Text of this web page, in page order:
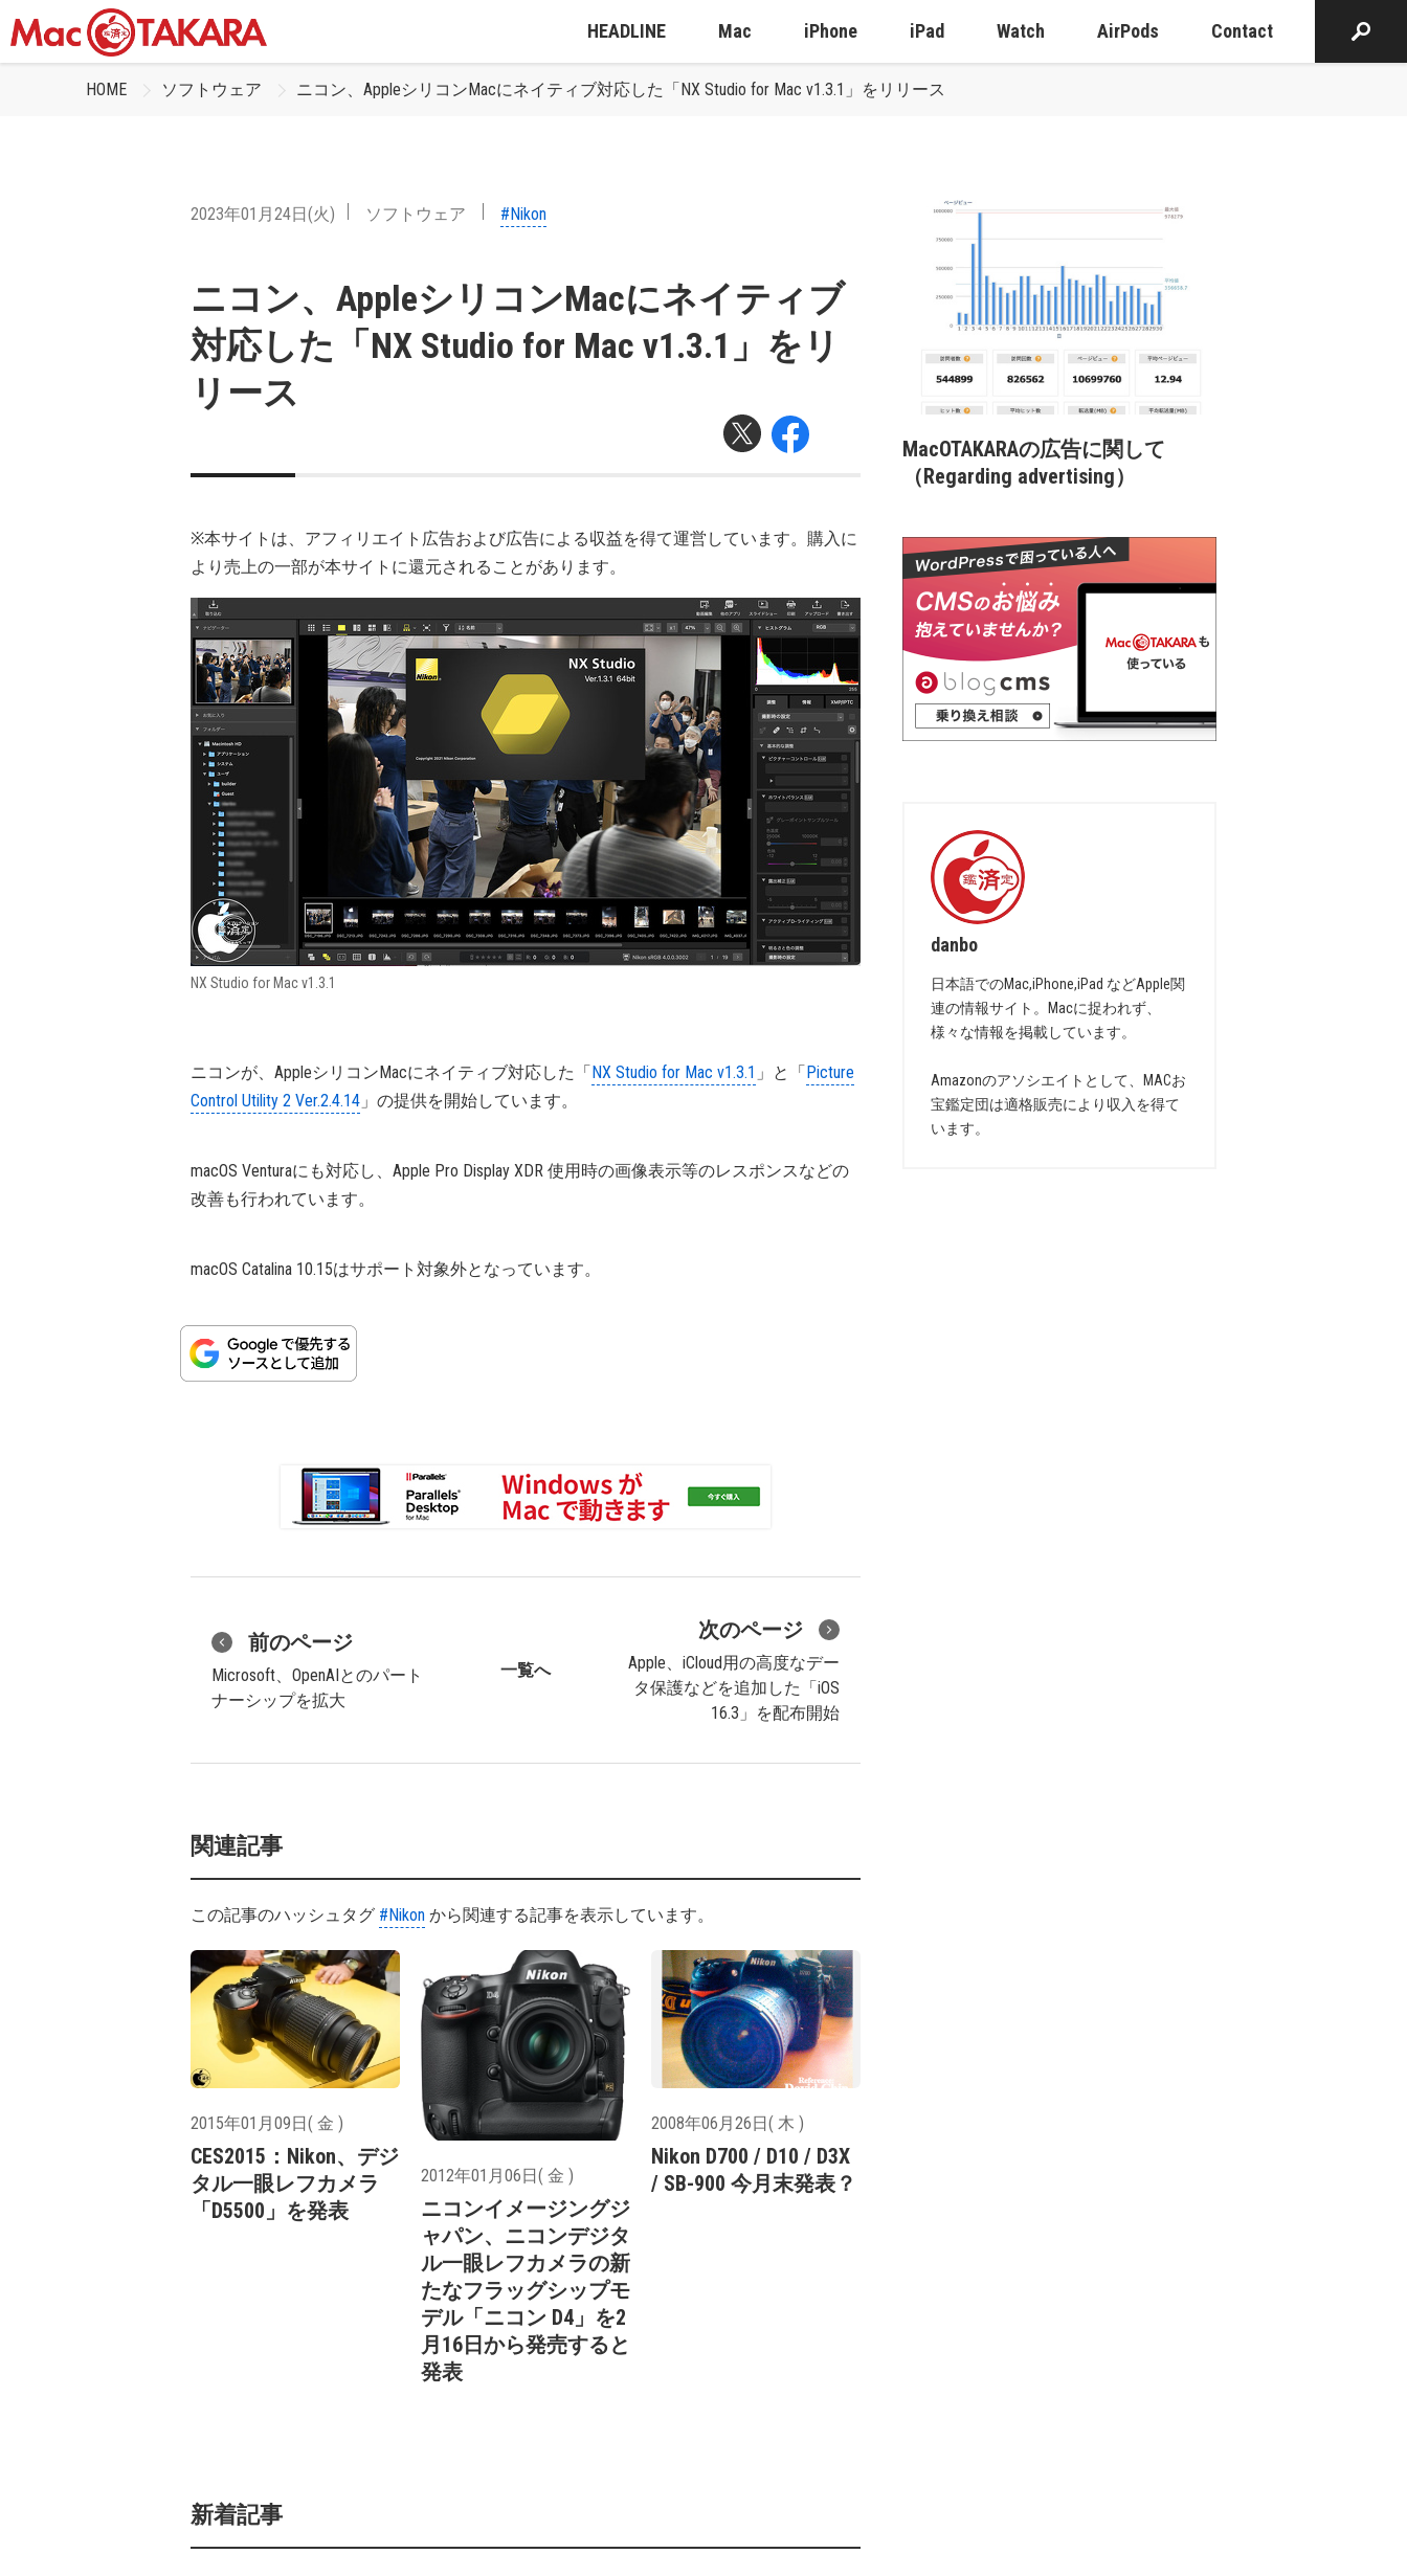
HEADLINE Mac iPhone iPad Watch AirPods Contact
HOME ソフトウェア ニコン、AppleシリコンMacにネイティブ対応した「NX Studio for Mac v1.3.1」をリリース
2023年01月24日(火) ソフトウェア #Nikon
ニコン、AppleシリコンMacにネイティブ
対応した「NX Studio for Mac v1.3.1」をリ
リース
※本サイトは、アフィリエイト広告および広告による収益を得て運営しています。購入に
より売上の一部が本サイトに還元されることがあります。
NX Studio for Mac v1.3.1
ニコンが、AppleシリコンMacにネイティブ対応した「NX Studio for Mac v1.3.1 」と「Picture
Control Utility 2 Ver.2.4.14 」の提供を開始しています。
macOS Venturaにも対応し、Apple Pro Display XDR 使用時の画像表示等のレスポンスなどの
改善も行われています。
macOS Catalina 10.15はサポート対象外となっています。
前のページ
Microsoft、OpenAIとのパート
ナーシップを拡大
一覧へ
次のページ
Apple、iCloud用の高度なデー
タ保護などを追加した「iOS
16.3」を配布開始
関連記事
この記事のハッシュタグ #Nikon から関連する記事を表示しています。
2015年01月09日( 金 )
CES2015：Nikon、デジ
タル一眼レフカメラ
「D5500」を発表
2012年01月06日( 金 )
ニコンイメージングジ
ャパン、ニコンデジタ
ル一眼レフカメラの新
たなフラッグシップモ
デル「ニコン D4」を2
月16日から発売すると
発表
2008年06月26日( 木 )
Nikon D700 / D10 / D3X
/ SB-900 今月末発表？
新着記事
MacOTAKARAの広告に関して
（Regarding advertising）
danbo
日本語でのMac,iPhone,iPad などApple関
連の情報サイト。Macに捉われず、
様々な情報を掲載しています。
Amazonのアソシエイトとして、MACお
宝鑑定団は適格販売により収入を得て
います。